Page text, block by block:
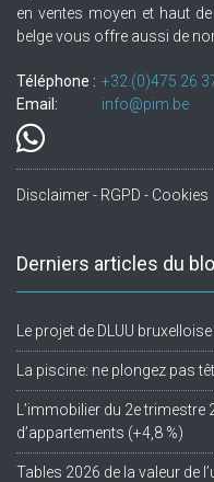
en ventes moyen et haut
belge vous offre aussi de
Téléphone : +32.(0)475 26
Email:
info@pim.be
Disclaimer - RGPD - Cookies
Derniers articles du
Le projet de DLUU
La piscine: ne plongez pas
L’immobilier du 2e trimestre
d’appartements (+4,8 %)
Tables 2026 de la valeur de